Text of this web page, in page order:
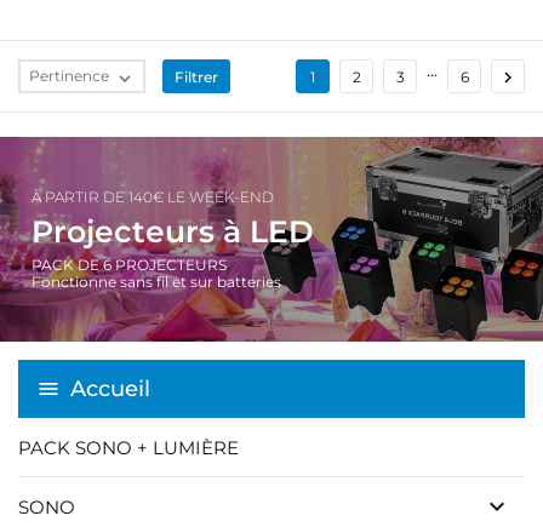
Accueil
PACK SONO + LUMIÈRE
SONO keyboard_arrow_down
Pertinence  Filtrer 1 2 3 … 6 
À PARTIR DE 140€ LE WEEK-END
Projecteurs à LED
PACK DE 6 PROJECTEURS
Fonctionne sans fil et sur batteries